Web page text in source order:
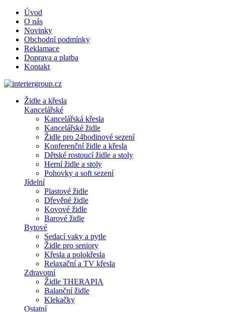
Úvod
O nás
Novinky
Obchodní podmínky
Reklamace
Doprava a platba
Kontakt
Židle a křesla
Kancelářské
Kancelářská křesla
Kancelářské židle
Židle pro 24hodinové sezení
Konferenční židle a křesla
Dětské rostoucí židle a stoly
Herní židle a stoly
Pohovky a soft sezení
Jídelní
Plastové židle
Dřevěné židle
Kovové židle
Barové židle
Bytové
Sedací vaky a pytle
Židle pro seniory
Křesla a polokřesla
Relaxační a TV křesla
Zdravotní
Židle THERAPIA
Balanční židle
Klekačky
Ostatní